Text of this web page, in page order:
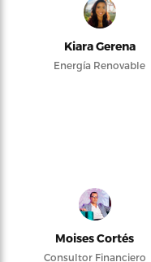
Kiara Gerena
Energía Renovable
Moises Cortés
Consultor Financiero